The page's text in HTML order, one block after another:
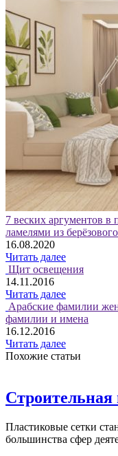
7 веских аргументов в
ламелями из
16.08.2020
Читать далее
Щит освещения
14.11.2016
Читать далее
Арабские фамилии
фамилии и имена
16.12.2016
Читать далее
Похожие статьи
Строительная
Пластиковые сетки
большинства сфер